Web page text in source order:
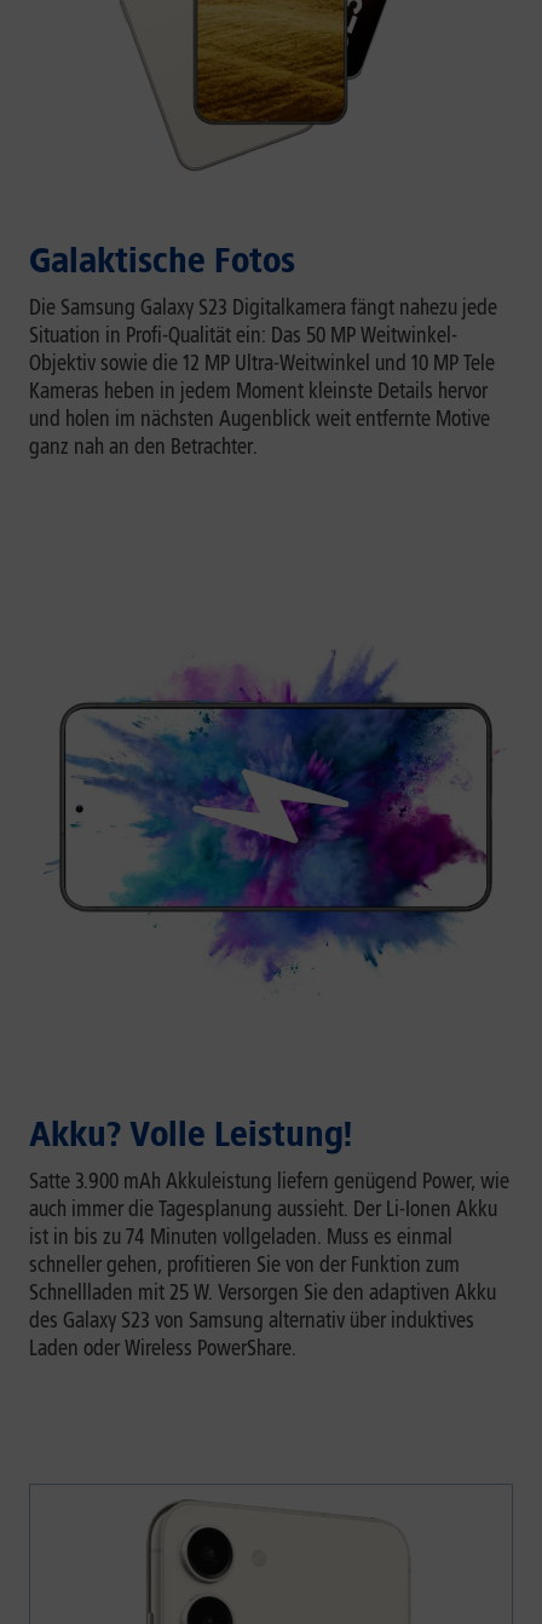
Galaktische Fotos
Die Samsung Galaxy S23 Digitalkamera fängt nahezu jede
Situation in Profi-Qualität ein: Das 50 MP Weitwinkel-
Objektiv sowie die 12 MP Ultra-Weitwinkel und 10 MP Tele
Kameras heben in jedem Moment kleinste Details hervor
und holen im nächsten Augenblick weit entfernte Motive
ganz nah an den Betrachter.
Akku? Volle Leistung!
Satte 3.900 mAh Akkuleistung liefern genügend Power, wie
auch immer die Tagesplanung aussieht. Der Li-Ionen Akku
ist in bis zu 74 Minuten vollgeladen. Muss es einmal
schneller gehen, profitieren Sie von der Funktion zum
Schnellladen mit 25 W. Versorgen Sie den adaptiven Akku
des Galaxy S23 von Samsung alternativ über induktives
Laden oder Wireless PowerShare.